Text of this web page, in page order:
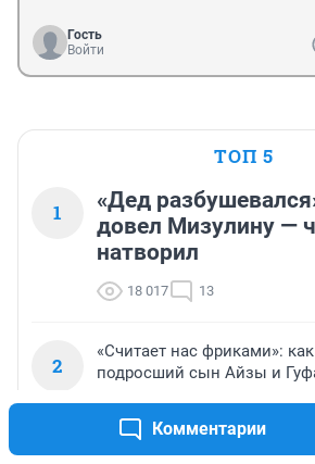
Комментарии
Гость
Войти
ТОП 5
1
«Дед
довел Мизулину —
натворил
18 017 13
2
«Считает нас фриками»:
подросший сын Айзы и